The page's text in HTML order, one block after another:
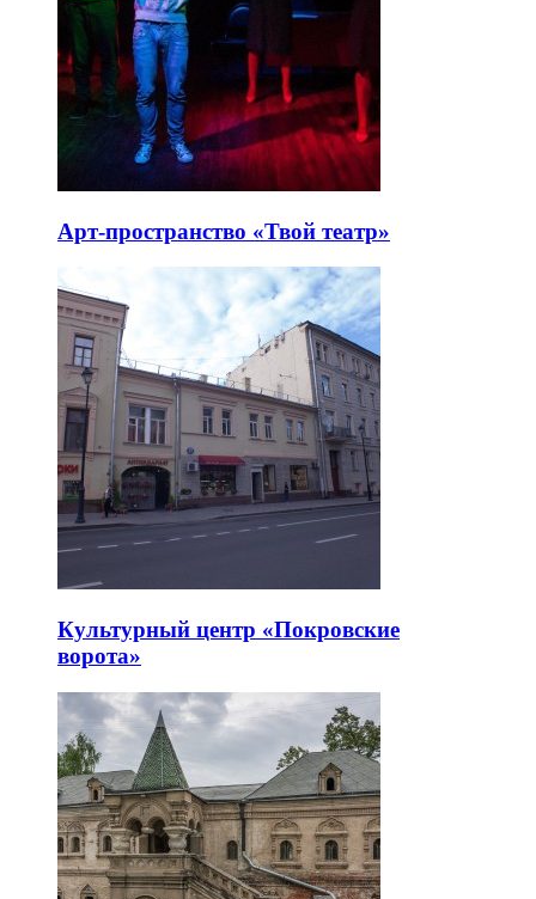
Арт-пространство «Твой театр»
Культурный центр «Покровские
ворота»